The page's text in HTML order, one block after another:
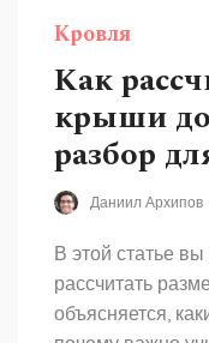
Кровля
Как
крыши
разбор
Даниил Архипов
В этой статье вы
рассчитать
объясняется,